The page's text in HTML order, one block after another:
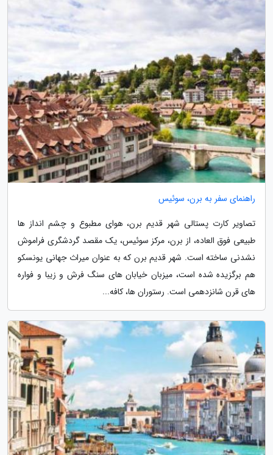
راهنمای سفر به برن، سوئیس
تصاویر کارت پستالی شهر قدیم برن، هوای مطبوع و چشم انداز ها
طبیعی فوق العاده، از برن، مرکز سوئیس، یک مقصد گردشگری فراموش
نشدنی ساخته است. شهر قدیم برن که به عنوان میراث جهانی یونسکو
هم برگزیده شده است، میزبان خیابان های سنگ فرش و زیبا و فواره
های قرن شانزدهمی است. رستوران ها، کافه...